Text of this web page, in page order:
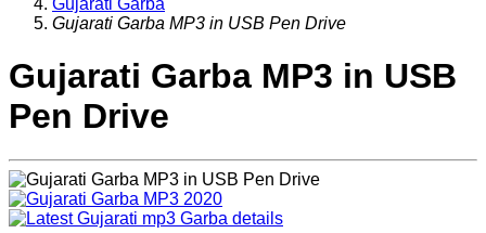
Gujarati Garba MP3 in USB Pen Drive
Gujarati Garba MP3 in USB
Pen Drive